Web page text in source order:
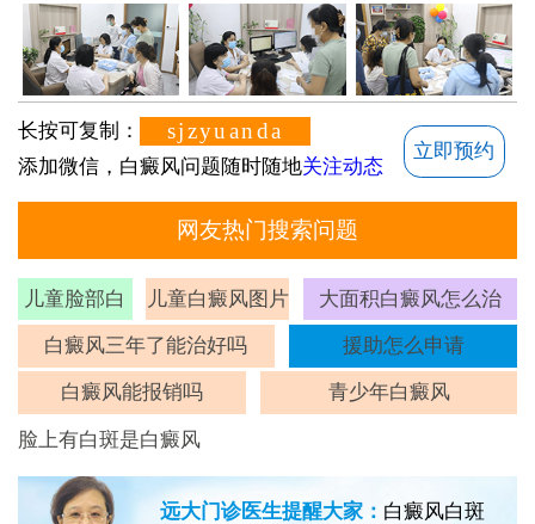
长按可复制： sjzyuanda
添加微信，白癜风问题随时随地关注动态
立即预约
网友热门搜索问题
儿童脸部白
斑
儿童白癜风图片 大面积白癜风怎么治
白癜风三年了能治好吗 援助怎么申请
白癜风能报销吗 青少年白癜风
脸上有白斑是白癜风
远大门诊医生提醒大家： 白癜风白斑